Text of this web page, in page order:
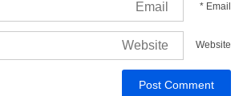
Email
*
Website